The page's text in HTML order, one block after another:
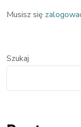
Musisz się
Szukaj